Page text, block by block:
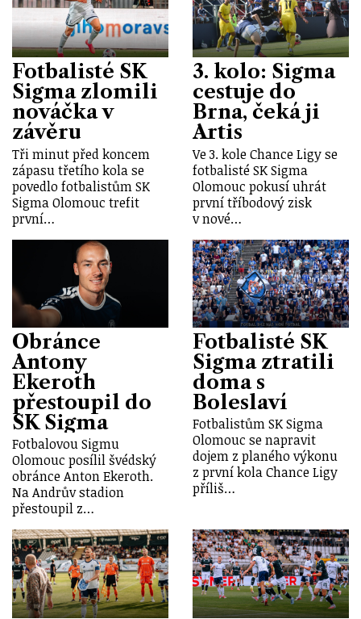
Fotbalisté SK
Sigma zlomili
nováčka v
závěru
Tři minut před koncem
zápasu třetího kola se
povedlo fotbalistům SK
Sigma Olomouc trefit
první…
3. kolo: Sigma
cestuje do
Brna, čeká ji
Artis
Ve 3. kole Chance Ligy se
fotbalisté SK Sigma
Olomouc pokusí uhrát
první tříbodový zisk
v nové…
Obránce
Antony
Ekeroth
přestoupil do
SK Sigma
Fotbalovou Sigmu
Olomouc posílil švédský
obránce Anton Ekeroth.
Na Andrův stadion
přestoupil z…
Fotbalisté SK
Sigma ztratili
doma s
Boleslaví
Fotbalistům SK Sigma
Olomouc se napravit
dojem z planého výkonu
z první kola Chance Ligy
příliš…